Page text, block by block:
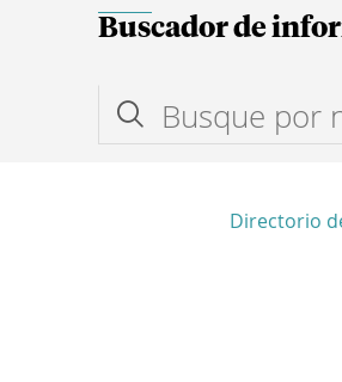
Buscador de
Directorio